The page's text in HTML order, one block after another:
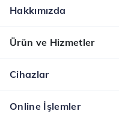
Hakkımızda
Ürün ve Hizmetler
Cihazlar
Online İşlemler